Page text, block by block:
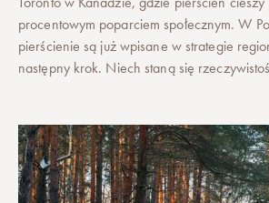
procentowym poparciem społecznym. W
pierścienie są już wpisane w strategie
następny krok. Niech staną się